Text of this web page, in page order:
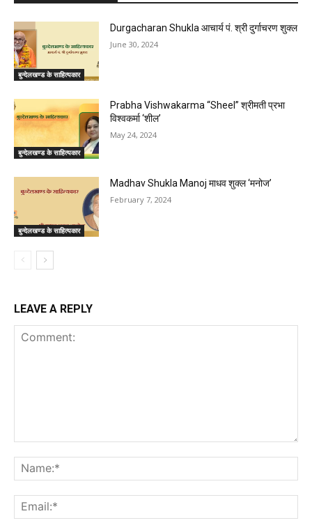
बुन्देलखण्ड के साहित्यकार
Durgacharan Shukla आचार्य पं. श्री दुर्गाचरण शुक्ल
June 30, 2024
बुन्देलखण्ड के साहित्यकार
Prabha Vishwakarma “Sheel” श्रीमती प्रभा
विश्वकर्मा ‘शील’
May 24, 2024
बुन्देलखण्ड के साहित्यकार
Madhav Shukla Manoj माधव शुक्ल ‘मनोज’
February 7, 2024
LEAVE A REPLY